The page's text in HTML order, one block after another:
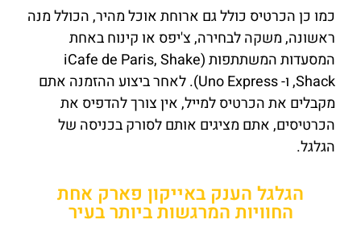
כמו כן הכרטיס כולל גם ארוחת אוכל מהיר, הכולל מנה
ראשונה, משקה לבחירה, צ'יפס או קינוח באחת
המסעדות המשתתפות (iCafe de Paris, Shake
Shack, ו- Uno Express). לאחר ביצוע ההזמנה אתם
מקבלים את הכרטיס למייל, אין צורך להדפיס את
הכרטיסים, אתם מציגים אותם לסורק בכניסה של
הגלגל.
הגלגל הענק באייקון פארק אחת
החוויות המרגשות ביותר בעיר